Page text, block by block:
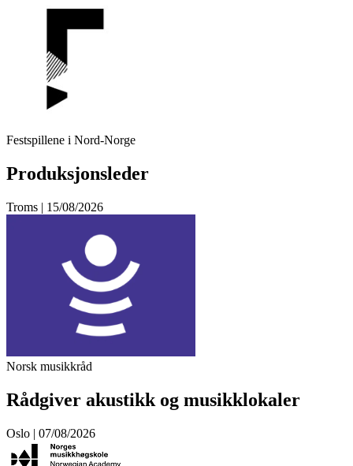
Festspillene i Nord-Norge
Produksjonsleder
Troms | 15/08/2026
Norsk musikkråd
Rådgiver akustikk og musikklokaler
Oslo | 07/08/2026